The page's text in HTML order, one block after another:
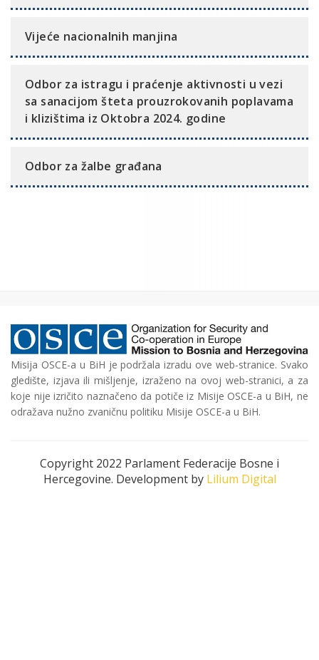
Vijeće nacionalnih manjina
Odbor za istragu i praćenje aktivnosti u vezi
sa sanacijom šteta prouzrokovanih poplavama
i klizištima iz Oktobra 2024. godine
Odbor za žalbe građana
Misija OSCE-a u BiH je podržala izradu ove web-stranice. Svako
gledište, izjava ili mišljenje, izraženo na ovoj web-stranici, a za
koje nije izričito naznačeno da potiče iz Misije OSCE-a u BiH, ne
odražava nužno zvaničnu politiku Misije OSCE-a u BiH.
Copyright 2022 Parlament Federacije Bosne i
Hercegovine. Development by Lilium Digital